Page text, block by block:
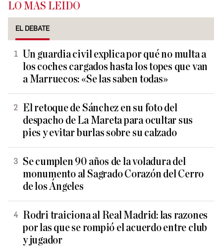
LO MÁS LEÍDO
EL DEBATE
Un guardia civil explica por qué no multa a
los coches cargados hasta los topes que van
a Marruecos: «Se las saben todas»
El retoque de Sánchez en su foto del
despacho de La Mareta para ocultar sus
pies y evitar burlas sobre su calzado
Se cumplen 90 años de la voladura del
monumento al Sagrado Corazón del Cerro
de los Ángeles
Rodri traiciona al Real Madrid: las razones
por las que se rompió el acuerdo entre club
y jugador